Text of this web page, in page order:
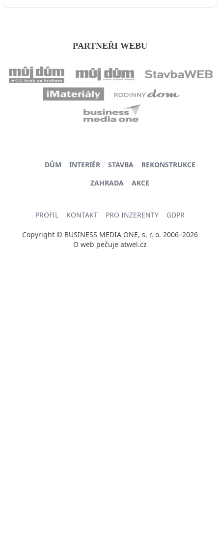
PARTNEŘI WEBU
DŮM INTERIÉR STAVBA
REKONSTRUKCE
ZAHRADA
AKCE
PROFIL KONTAKT PRO INZERENTY GDPR
Copyright © BUSINESS MEDIA ONE, s. r. o. 2006–2026